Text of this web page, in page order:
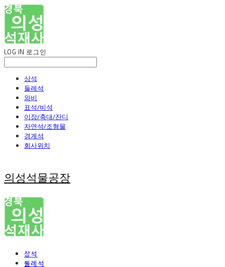
LOG IN 로그인
상석
둘레석
와비
표석/비석
이장/축대/잔디
자연석/조형물
경계석
회사위치
의성석물공장
상석
둘레석